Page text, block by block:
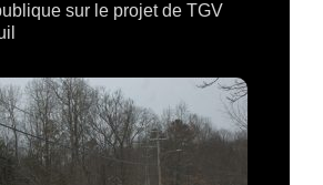
sur le projet de TGV